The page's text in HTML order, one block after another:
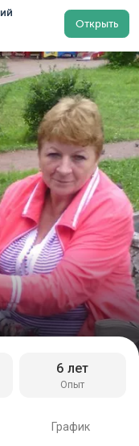
Открыть
в Москве
Опыт
6 лет
График